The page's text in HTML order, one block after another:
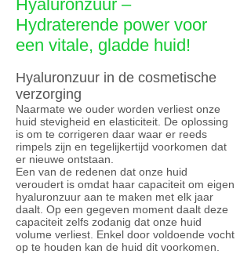
Hyaluronzuur –
Hydraterende power voor
een vitale, gladde huid!
Hyaluronzuur in de cosmetische
verzorging
Naarmate we ouder worden verliest onze
huid stevigheid en elasticiteit. De oplossing
is om te corrigeren daar waar er reeds
rimpels zijn en tegelijkertijd voorkomen dat
er nieuwe ontstaan.
Een van de redenen dat onze huid
veroudert is omdat haar capaciteit om eigen
hyaluronzuur aan te maken met elk jaar
daalt. Op een gegeven moment daalt deze
capaciteit zelfs zodanig dat onze huid
volume verliest. Enkel door voldoende vocht
op te houden kan de huid dit voorkomen.